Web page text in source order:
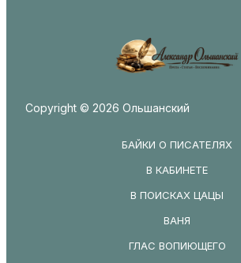
Copyright © 2026 Ольшанский
БАЙКИ О ПИСАТЕЛЯХ
В КАБИНЕТЕ
В ПОИСКАХ ЦАЦЫ
ВАНЯ
ГЛАС ВОПИЮЩЕГО